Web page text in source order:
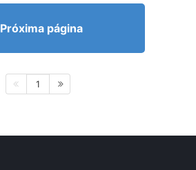
Próxima página
1